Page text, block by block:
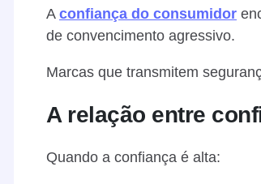
A confiança do consumidor
de convencimento agressivo.
Marcas que transmitem
A relação entre
Quando a confiança é alta: